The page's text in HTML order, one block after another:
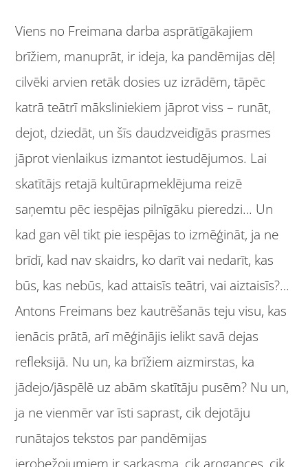
Viens no Freimana darba asprātīgākajiem
brīžiem, manuprāt, ir ideja, ka pandēmijas dēļ
cilvēki arvien retāk dosies uz izrādēm, tāpēc
katrā teātrī māksliniekiem jāprot viss – runāt,
dejot, dziedāt, un šīs daudzveidīgās prasmes
jāprot vienlaikus izmantot iestudējumos. Lai
skatītājs retajā kultūrapmeklējuma reizē
saņemtu pēc iespējas pilnīgāku pieredzi… Un
kad gan vēl tikt pie iespējas to izmēģināt, ja ne
brīdī, kad nav skaidrs, ko darīt vai nedarīt, kas
būs, kas nebūs, kad attaisīs teātri, vai aiztaisīs?…
Antons Freimans bez kautrēšanās teju visu, kas
ienācis prātā, arī mēģinājis ielikt savā dejas
refleksijā. Nu un, ka brīžiem aizmirstas, ka
jādejo/jāspēlē uz abām skatītāju pusēm? Nu un,
ja ne vienmēr var īsti saprast, cik dejotāju
runātajos tekstos par pandēmijas
ierobežojumiem ir sarkasma, cik arogances, cik